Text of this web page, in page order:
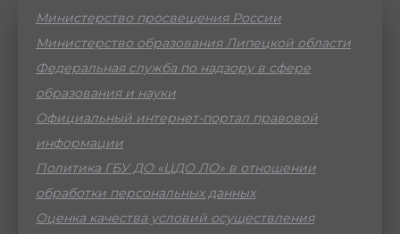
Министерство просвещения России
Министерство образования Липецкой области
Федеральная служба по надзору в сфере
образования и науки
Официальный интернет-портал правовой
информации
Политика ГБУ ДО «ЦДО ЛО» в отношении
обработки персональных данных
Оценка качества условий осуществления